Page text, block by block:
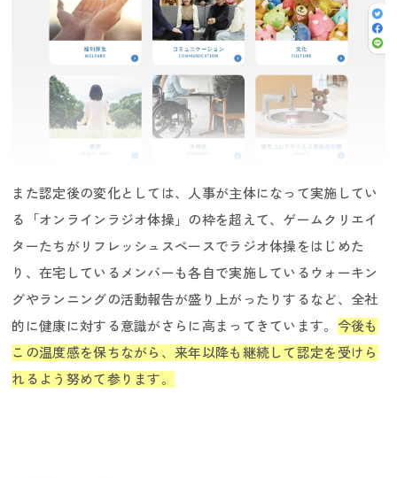
パラアスリート採用
また認定後の変化としては、人事が主体になって実施してい
る「オンラインラジオ体操」の枠を超えて、ゲームクリエイ
ターたちがリフレッシュスペースでラジオ体操をはじめた
り、在宅しているメンバーも各自で実施しているウォーキン
グやランニングの活動報告が盛り上がったりするなど、全社
的に健康に対する意識がさらに高まってきています。 今後も
この温度感を保ちながら、来年以降も継続して認定を受けら
れるよう努めて参ります。